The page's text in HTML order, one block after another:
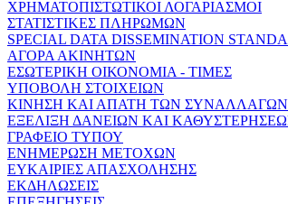
ΧΡΗΜΑΤΟΠΙΣΤΩΤΙΚΟΙ ΛΟΓΑΡΙΑΣΜΟΙ
ΣΤΑΤΙΣΤΙΚΕΣ ΠΛΗΡΩΜΩΝ
SPECIAL DATA DISSEMINATION
ΑΓΟΡΑ ΑΚΙΝΗΤΩΝ
ΕΣΩΤΕΡΙΚΗ ΟΙΚΟΝΟΜΙΑ - ΤΙΜΕΣ
ΥΠΟΒΟΛΗ ΣΤΟΙΧΕΙΩΝ
ΚΙΝΗΣΗ ΚΑΙ ΑΠΑΤΗ ΤΩΝ
ΕΞΕΛΙΞΗ ΔΑΝΕΙΩΝ ΚΑΙ
ΓΡΑΦΕΙΟ ΤΥΠΟΥ
ΕΝΗΜΕΡΩΣΗ ΜΕΤΟΧΩΝ
ΕΥΚΑΙΡΙΕΣ ΑΠΑΣΧΟΛΗΣΗΣ
ΕΚΔΗΛΩΣΕΙΣ